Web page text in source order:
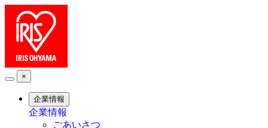
×
企業情報
企業情報
ごあいさつ